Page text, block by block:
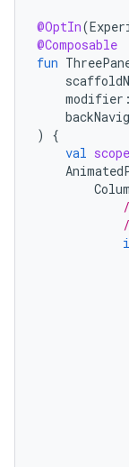
@OptIn(
@Composable
fun
modifier :
)
{
val scope